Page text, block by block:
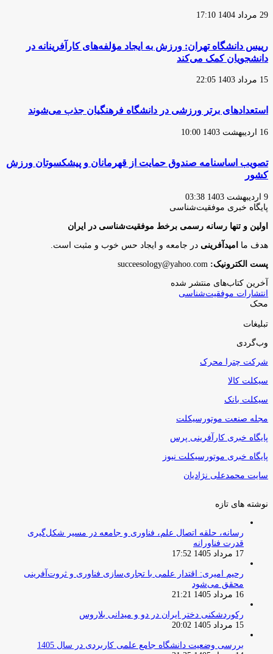
29 مرداد 1404 17:10
رییس دانشگاه تهران: ورزش به ایجاد مؤلفه‌های کارآفرینانه در
دانشجویان کمک می‌کند
15 مرداد 1403 22:05
استعدادهای برتر ورزشی در دانشگاه فرهنگیان جذب می‌شوند
16 اردیبهشت 1403 10:00
تصویب اساسنامه صندوق حمایت از قهرمانان و پیشکسوتان ورزش
کشور
9 اردیبهشت 1403 03:38
پایگاه‌ خبری موفقیت‌شناسی
اولین و تنها رسانه رسمی برخط موفقیت‌شناسی در ایران
هدف ما امیدآفرینی در جامعه و ایجاد حس خوب و مثبت است.
پست الکترونیک:
آخرین کتاب‌های منتشر شده
انتشارات موفقیت‌شناسی
محک
تبلیغات
وب‌گردی
شرکت چترا محرک
سیکلت کالا
سیکلت بانک
مجله صنعت موتورسیکلت
پایگاه خبری کارآفرینی پرس
پایگاه خبری موتورسیکلت نیوز
سایت محمدعلی نژادیان
نوشته های تازه
رسانه، حلقه اتصال علم، فناوری و جامعه در مسیر شکل‌گیری
قدرت فناورانه
17 مرداد 1405 17:52
رحیم امیری: اقتدار علمی با تجاری‌سازی فناوری و ثروت‌آفرینی
محقق می‌شود
16 مرداد 1405 21:21
رکوردشکنی دختر ایران در دو و میدانی بلاروس
15 مرداد 1405 20:02
بررسی وضعیت دانشگاه جامع علمی کاربردی در سال 1405